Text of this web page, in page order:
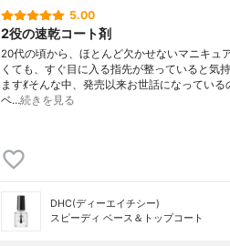
5.00
2役の速乾コート剤
20代の頃から、ほとんど欠かせないマニキュ
くても、すぐ目に入る指先が整っていると気
ます💃そんな中、発売以来お世話になっている
ベ…続きを見る
DHC(ディーエイチシー)
スピーディ ベース＆トップコート